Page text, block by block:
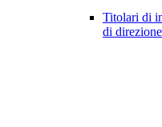
Titolari di
di